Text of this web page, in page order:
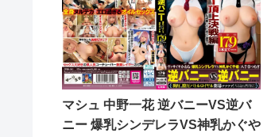
マシュ 中野一花 逆バニーVS逆バ
ニー 爆乳シンデレラVS神乳かぐや